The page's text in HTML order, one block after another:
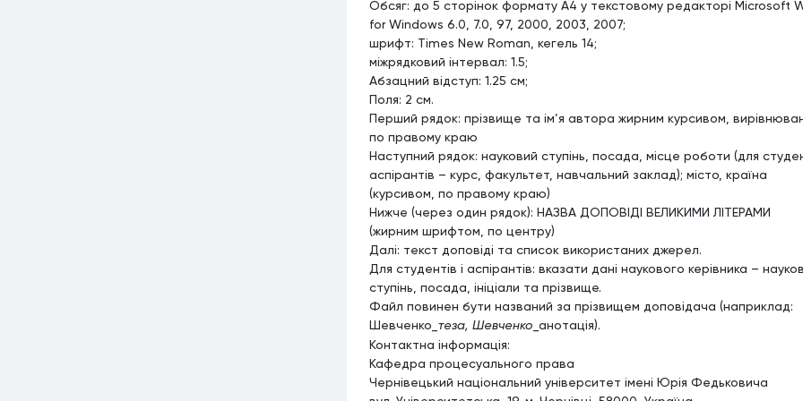
Обсяг: до 5 сторінок формату А4 у текстовому редакторі Microsoft
for Windows 6.0, 7.0, 97, 2000, 2003, 2007;
шрифт: Times New Roman, кегель 14;
міжрядковий інтервал: 1.5;
Абзацний відступ: 1.25 cм;
Поля: 2 см.
Перший рядок: прізвище та ім’я автора жирним курсивом,
по правому краю
Наступний рядок: науковий ступінь, посада, місце роботи (для
аспірантів – курс, факультет, навчальний заклад); місто, країна
(курсивом, по правому краю)
Нижче (через один рядок): НАЗВА ДОПОВІДІ ВЕЛИКИМИ ЛІТЕРАМИ
(жирним шрифтом, по центру)
Далі: текст доповіді та список використаних джерел.
Для студентів і аспірантів: вказати дані наукового керівника –
ступінь, посада, ініціали та прізвище.
Файл повинен бути названий за прізвищем доповідача (наприклад:
Шевченко_ теза, Шевченко _анотація).
Контактна інформація:
Кафедра процесуального права
Чернівецький національний університет імені Юрія Федьковича